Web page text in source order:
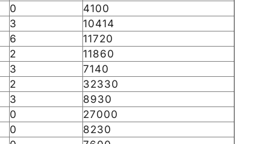
0
4100
3
10414
6
11720
2
11860
3
7140
2
32330
3
8930
0
27000
0
8230